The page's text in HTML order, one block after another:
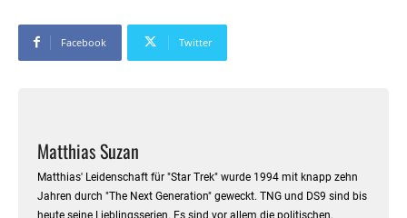
Facebook Twitter
Matthias Suzan
Matthias' Leidenschaft für "Star Trek" wurde 1994 mit knapp zehn
Jahren durch "The Next Generation" geweckt. TNG und DS9 sind bis
heute seine Lieblingsserien. Es sind vor allem die politischen,